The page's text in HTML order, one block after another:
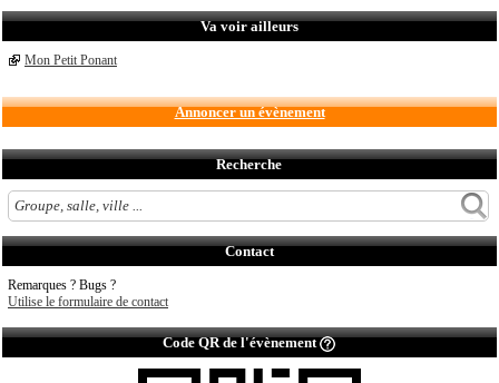
Va voir ailleurs
Mon Petit Ponant
Annoncer un évènement
Recherche
Contact
Remarques ? Bugs ?
Utilise le formulaire de contact
Code QR de l'évènement